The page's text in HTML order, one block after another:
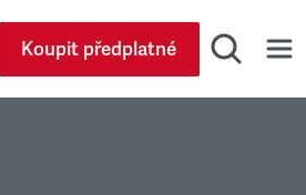
Koupit předplatné